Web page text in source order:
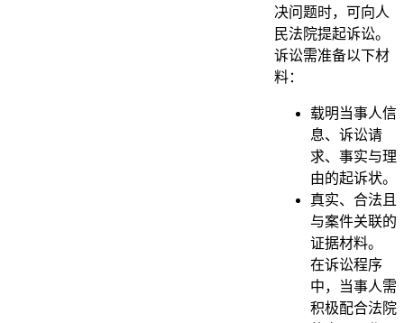
决问题时，可向人
民法院提起诉讼。
诉讼需准备以下材
料：
载明当事人信
息、诉讼请
求、事实与理
由的起诉状。
真实、合法且
与案件关联的
证据材料。
在诉讼程序
中，当事人需
积极配合法院